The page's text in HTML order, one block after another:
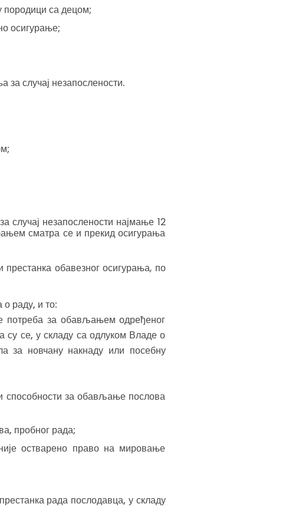
породици са децом;
осигурање;
за случај незапослености.
случај незапослености најмање 12
сматра се и прекид осигурања
обавезног осигурања, по
о раду, и то:
потреба за обављањем одређеног
се, у складу са одлуком Владе о
за новчану накнаду или посебну
способности за обављање послова
пробног рада;
остварено право на мировање
рада послодавца, у складу